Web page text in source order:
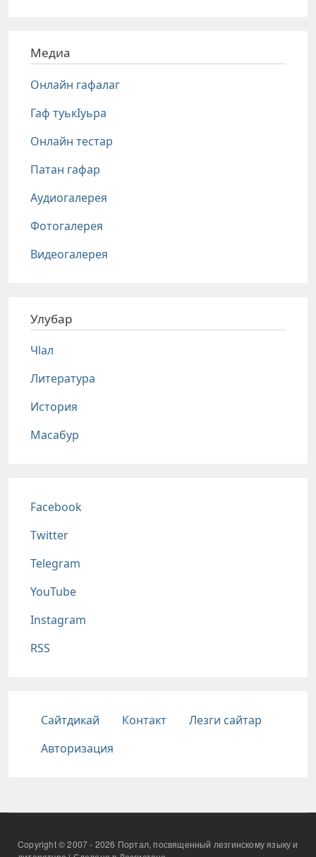
Медиа
Онлайн гафалаг
Гаф туькIуьра
Онлайн тестар
Патан гафар
Аудиогалерея
Фотогалерея
Видеогалерея
Улубар
Чlал
Литература
История
Масабур
Соц сети
Facebook
Twitter
Telegram
YouTube
Instagram
RSS
Подвал
Сайтдикай Контакт
Лезги сайтар
Авторизация
Copyright © 2007 - 2026 Портал, посвященный лезгинскому языку и